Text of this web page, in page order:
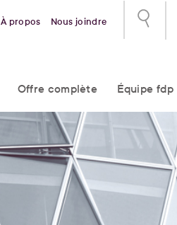
À propos Nous joindre
Offre complète Équipe fdp